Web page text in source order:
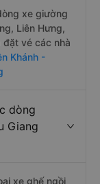
xe giường
Liên Hưng,
đặt vé các nhà
Khánh -
dòng
Giang
xe ghế ngồi